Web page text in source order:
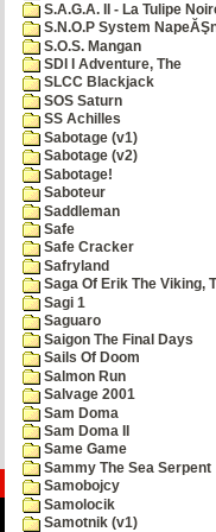
S.A.G.A. II - La Tulipe
S.N.O.P System
S.O.S. Mangan
SDI I Adventure, The
SLCC Blackjack
SOS Saturn
SS Achilles
Sabotage (v1)
Sabotage (v2)
Sabotage!
Saboteur
Saddleman
Safe
Safe Cracker
Safryland
Saga Of Erik The Viking,
Sagi 1
Saguaro
Saigon The Final Days
Sails Of Doom
Salmon Run
Salvage 2001
Sam Doma
Sam Doma II
Same Game
Sammy The Sea Serpent
Samobojcy
Samolocik
Samotnik (v1)